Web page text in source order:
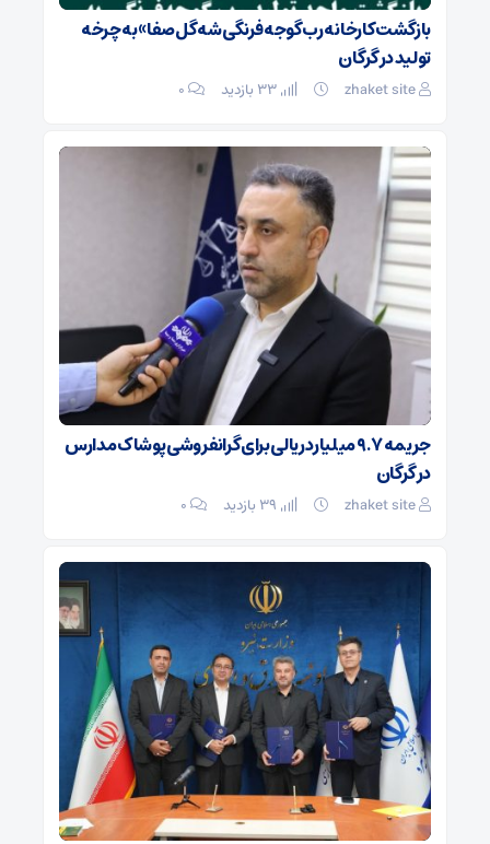
بازگشت کارخانه رب گوجه فرنگی شه گل صفا» به چرخه
تولید در گرگان
zhaket site ۰
جریمه ۹.۷ میلیارد ریالی برای گرانفروشی پوشاک مدارس
در گرگان
zhaket site ۰